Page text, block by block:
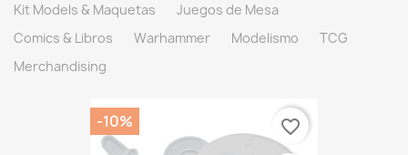
Kit Models & Maquetas
Juegos de Mesa
Comics & Libros
Warhammer Modelismo
TCG
Merchandising
-10% favorite_border